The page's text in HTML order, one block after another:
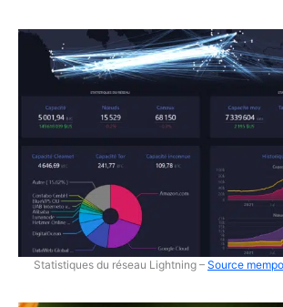
Statistiques du réseau Lightning – Source